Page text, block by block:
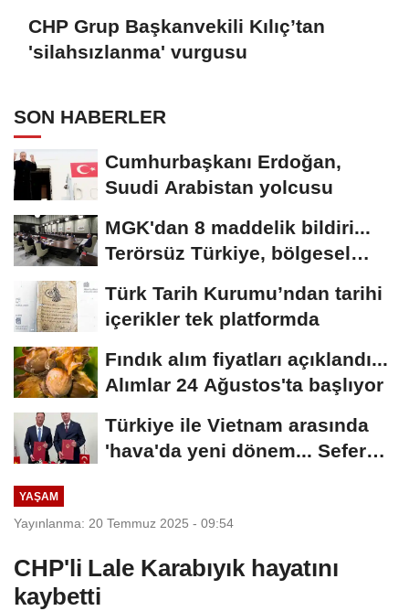
CHP Grup Başkanvekili Kılıç’tan
'silahsızlanma' vurgusu
SON HABERLER
Cumhurbaşkanı Erdoğan,
Suudi Arabistan yolcusu
MGK'dan 8 maddelik bildiri...
Terörsüz Türkiye, bölgesel
Türk Tarih Kurumu’ndan tarihi
içerikler tek platformda
Fındık alım fiyatları açıklandı...
Alımlar 24 Ağustos'ta başlıyor
Türkiye ile Vietnam arasında
'hava'da yeni dönem... Sefer
YAŞAM
Yayınlanma: 20 Temmuz 2025 - 09:54
CHP'li Lale Karabıyık hayatını
kaybetti